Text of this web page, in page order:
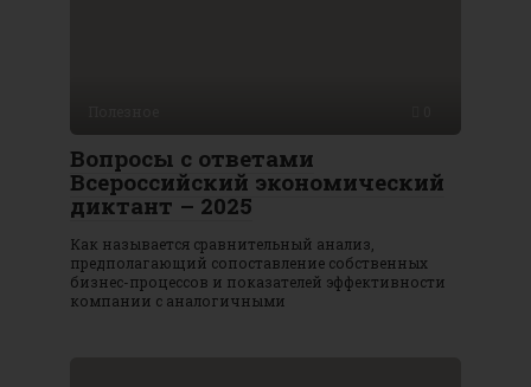
Вопросы с ответами
Всероссийский экономический
диктант – 2025
Как называется сравнительный анализ,
предполагающий сопоставление собственных
бизнес-процессов и показателей эффективности
компании с аналогичными